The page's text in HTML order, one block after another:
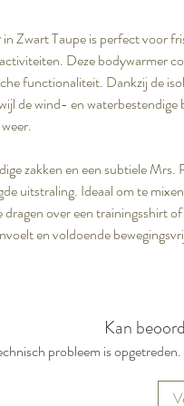
in Zwart Taupe is perfect voor
Deze bodywarmer
functionaliteit. Dankzij de
de wind- en
zakken en een subtiele Mrs.
uitstraling. Ideaal om te
over een trainingsshirt
en voldoende
Kan
probleem is